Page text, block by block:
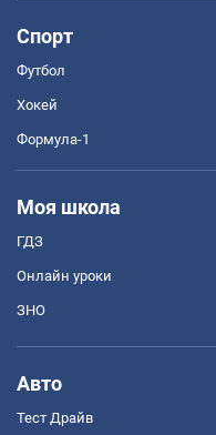
Спорт
Футбол
Хокей
Формула-1
Моя школа
ГДЗ
Онлайн уроки
ЗНО
Авто
Тест Драйв